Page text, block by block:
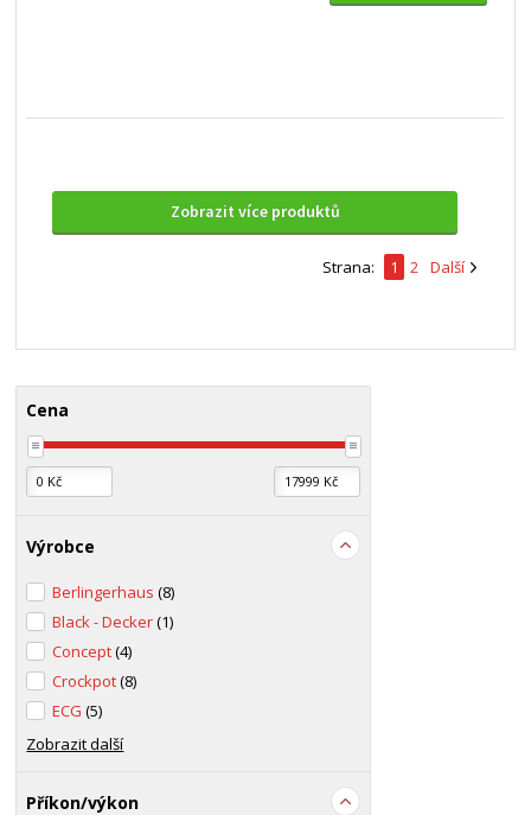
Zobrazit více produktů
Strana: 1 2 Další
Cena
Výrobce
Berlingerhaus(8)
Black - Decker(1)
Concept(4)
Crockpot(8)
ECG(5)
Zobrazit další
Příkon/výkon